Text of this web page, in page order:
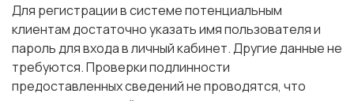
Для регистрации в системе потенциальным
клиентам достаточно указать имя пользователя и
пароль для входа в личный кабинет. Другие данные не
требуются. Проверки подлинности
предоставленных сведений не проводятся, что